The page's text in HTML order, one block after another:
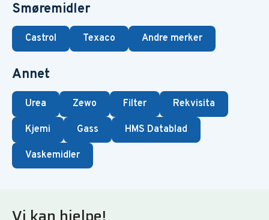
Smøremidler
Castrol Texaco Andre merker
Annet
Urea Zewo Filter Rekvisita
Kjemi Gass HMS Datablad
Vaskemidler